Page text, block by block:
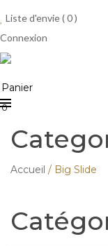
Liste d'envie (0)
Connexion
Panier
0
Accueil / Big Slide